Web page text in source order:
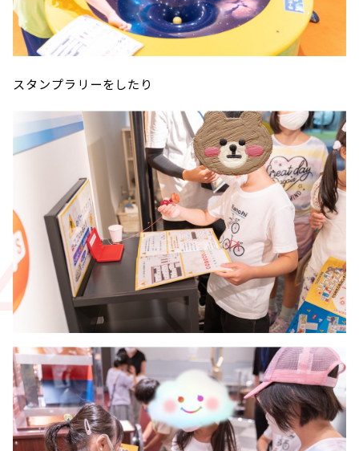
スタンプラリーをしたり